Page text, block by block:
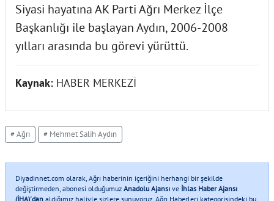
Siyasi hayatına AK Parti Ağrı Merkez İlçe
Başkanlığı ile başlayan Aydın, 2006-2008
yılları arasında bu görevi yürüttü.
Kaynak: HABER MERKEZİ
# Ağrı # Mehmet Salih Aydın
Diyadinnet.com olarak, Ağrı haberinin içeriğini herhangi bir şekilde
değiştirmeden, abonesi olduğumuz Anadolu Ajansı ve İhlas Haber Ajansı
(İHA)'dan aldığımız haliyle sizlere sunuyoruz. Ağrı Haberleri kategorisindeki bu